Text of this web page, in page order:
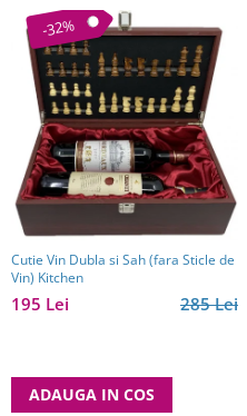
-32%
Cutie Vin Dubla si Sah (fara Sticle de
Vin) Kitchen
285 Lei
195 Lei
ADAUGA IN COS